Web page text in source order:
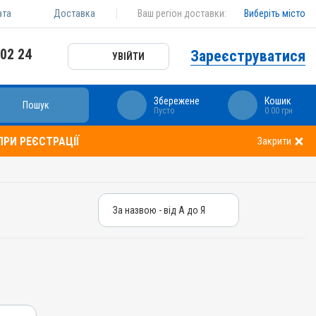
Доставка Ваш регіон доставки: Виберіть місто
24 УВІЙТИ Зареєструватися
Пошук Збережене
Пусто
Кошик
0.00 грн
РЕЄСТРАЦІЇ Закрити
За назвою - від А до Я